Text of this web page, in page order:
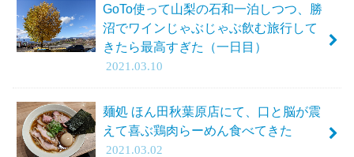
GoTo使って山梨の石和一泊しつつ、勝
沼でワインじゃぶじゃぶ飲む旅行して
きたら最高すぎた（一日目）
2021.03.10
麺処 ほん田秋葉原店にて、口と脳が震
えて喜ぶ鶏肉らーめん食べてきた
2021.03.02